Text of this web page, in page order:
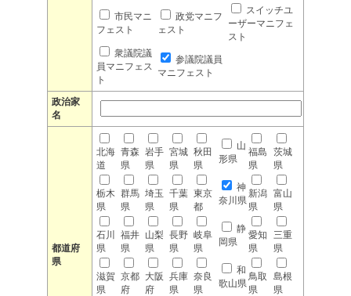
市民マニ
フェスト
政党マニフ
ェスト
スイッチユ
ーザーマニフェ
スト
衆議院議
員マニフェス
ト
参議院議員
マニフェスト
政治家
名
都道府
県
北海
道
青森
県
岩手
県
宮城
県
秋田
県
山
形県
福島
県
茨城
県
栃木
県
群馬
県
埼玉
県
千葉
県
東京
都
神
奈川県
新潟
県
富山
県
石川
県
福井
県
山梨
県
長野
県
岐阜
県
静
岡県
愛知
県
三重
県
滋賀
県
京都
府
大阪
府
兵庫
県
奈良
県
和
歌山県
鳥取
県
島根
県